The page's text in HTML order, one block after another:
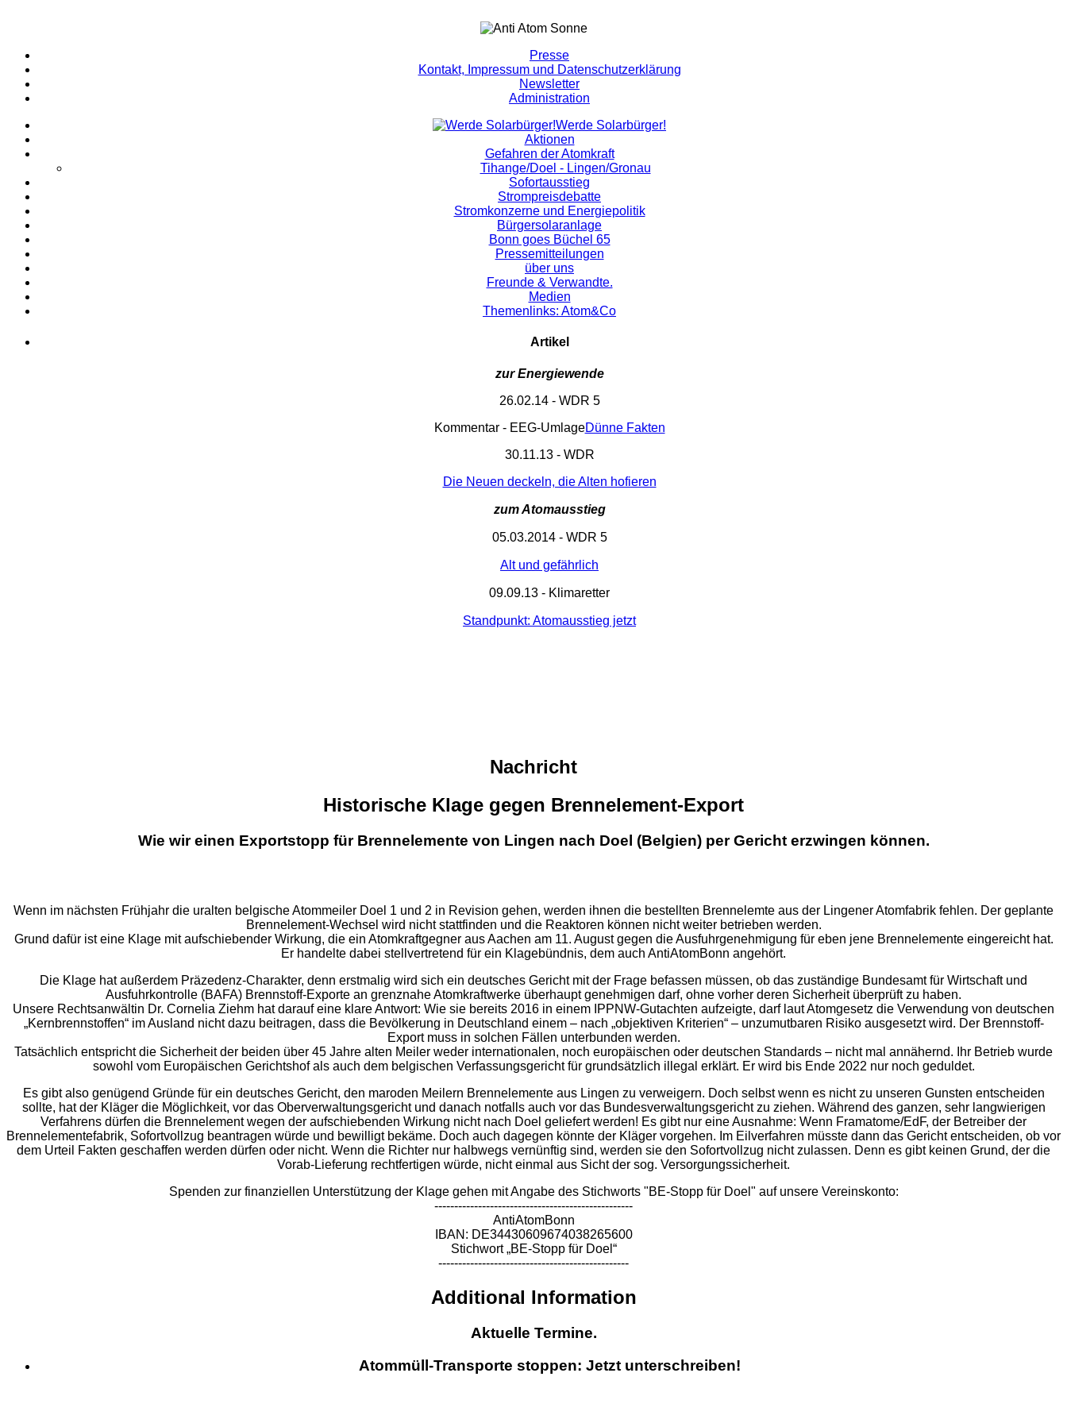
Presse
Kontakt, Impressum und Datenschutzerklärung
Newsletter
Administration
Werde Solarbürger!
Aktionen
Gefahren der Atomkraft
Tihange/Doel - Lingen/Gronau
Sofortausstieg
Strompreisdebatte
Stromkonzerne und Energiepolitik
Bürgersolaranlage
Bonn goes Büchel 65
Pressemitteilungen
über uns
Freunde & Verwandte.
Medien
Themenlinks: Atom&Co
Artikel
zur Energiewende
26.02.14 - WDR 5
Kommentar - EEG-UmlageDünne Fakten
30.11.13 - WDR
Die Neuen deckeln, die Alten hofieren
zum Atomausstieg
05.03.2014 - WDR 5
Alt und gefährlich
09.09.13 - Klimaretter
Standpunkt: Atomausstieg jetzt
Nachricht
Historische Klage gegen Brennelement-Export
Wie wir einen Exportstopp für Brennelemente von Lingen nach Doel (Belgien) per Gericht erzwingen können.
Wenn im nächsten Frühjahr die uralten belgische Atommeiler Doel 1 und 2 in Revision gehen, werden ihnen die bestellten Brennelemte aus der Lingener Atomfabrik fehlen. Der geplante
Brennelement-Wechsel wird nicht stattfinden und die Reaktoren können nicht weiter betrieben werden.
Grund dafür ist eine Klage mit aufschiebender Wirkung, die ein Atomkraftgegner aus Aachen am 11. August gegen die Ausfuhrgenehmigung für eben jene Brennelemente eingereicht hat.
Er handelte dabei stellvertretend für ein Klagebündnis, dem auch AntiAtomBonn angehört.
Die Klage hat außerdem Präzedenz-Charakter, denn erstmalig wird sich ein deutsches Gericht mit der Frage befassen müssen, ob das zuständige Bundesamt für Wirtschaft und
Ausfuhrkontrolle (BAFA) Brennstoff-Exporte an grenznahe Atomkraftwerke überhaupt genehmigen darf, ohne vorher deren Sicherheit überprüft zu haben.
Unsere Rechtsanwältin Dr. Cornelia Ziehm hat darauf eine klare Antwort: Wie sie bereits 2016 in einem IPPNW-Gutachten aufzeigte, darf laut Atomgesetz die Verwendung von deutschen
„Kernbrennstoffen“ im Ausland nicht dazu beitragen, dass die Bevölkerung in Deutschland einem – nach „objektiven Kriterien“ – unzumutbaren Risiko ausgesetzt wird. Der Brennstoff-
Export muss in solchen Fällen unterbunden werden.
Tatsächlich entspricht die Sicherheit der beiden über 45 Jahre alten Meiler weder internationalen, noch europäischen oder deutschen Standards – nicht mal annähernd. Ihr Betrieb wurde
sowohl vom Europäischen Gerichtshof als auch dem belgischen Verfassungsgericht für grundsätzlich illegal erklärt. Er wird bis Ende 2022 nur noch geduldet.
Es gibt also genügend Gründe für ein deutsches Gericht, den maroden Meilern Brennelemente aus Lingen zu verweigern. Doch selbst wenn es nicht zu unseren Gunsten entscheiden
sollte, hat der Kläger die Möglichkeit, vor das Oberverwaltungsgericht und danach notfalls auch vor das Bundesverwaltungsgericht zu ziehen. Während des ganzen, sehr langwierigen
Verfahrens dürfen die Brennelement wegen der aufschiebenden Wirkung nicht nach Doel geliefert werden! Es gibt nur eine Ausnahme: Wenn Framatome/EdF, der Betreiber der
Brennelementefabrik, Sofortvollzug beantragen würde und bewilligt bekäme. Doch auch dagegen könnte der Kläger vorgehen. Im Eilverfahren müsste dann das Gericht entscheiden, ob vor
dem Urteil Fakten geschaffen werden dürfen oder nicht. Wenn die Richter nur halbwegs vernünftig sind, werden sie den Sofortvollzug nicht zulassen. Denn es gibt keinen Grund, der die
Vorab-Lieferung rechtfertigen würde, nicht einmal aus Sicht der sog. Versorgungssicherheit.
Spenden zur finanziellen Unterstützung der Klage gehen mit Angabe des Stichworts "BE-Stopp für Doel" auf unsere Vereinskonto:
--------------------------------------------------
AntiAtomBonn
IBAN: DE34430609674038265600
Stichwort „BE-Stopp für Doel“
------------------------------------------------
Additional Information
Aktuelle Termine.
Atommüll-Transporte stoppen: Jetzt unterschreiben!